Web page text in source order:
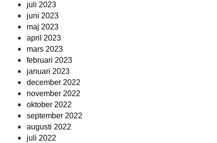
juli 2023
juni 2023
maj 2023
april 2023
mars 2023
februari 2023
januari 2023
december 2022
november 2022
oktober 2022
september 2022
augusti 2022
juli 2022